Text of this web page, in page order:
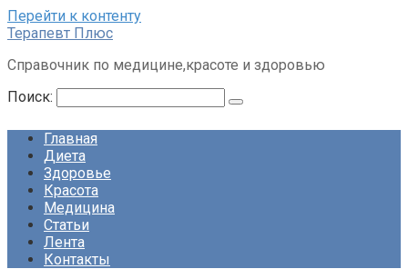
Перейти к контенту
Терапевт Плюс
Справочник по медицине,красоте и здоровью
Поиск:
Главная
Диета
Здоровье
Красота
Медицина
Статьи
Лента
Контакты